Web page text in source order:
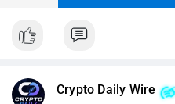
Crypto Daily Wire